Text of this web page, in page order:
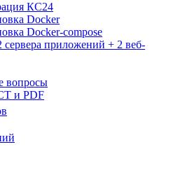
КС24
Docker
Docker-compose
сервера приложений + 2 веб-
вопросы
и PDF